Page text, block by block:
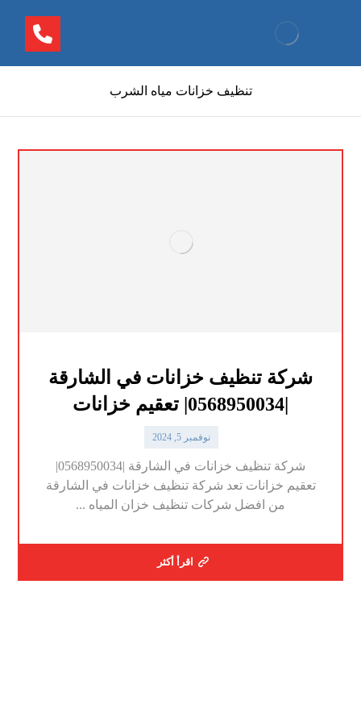
تنظيف خزانات مياه الشرب
شركة تنظيف خزانات في الشارقة
|0568950034| تعقيم خزانات
نوفمبر 5, 2024
شركة تنظيف خزانات في الشارقة |0568950034|
تعقيم خزانات تعد شركة تنظيف خزانات في الشارقة
من افضل شركات تنظيف خزان المياه ...
اقرأ أكثر